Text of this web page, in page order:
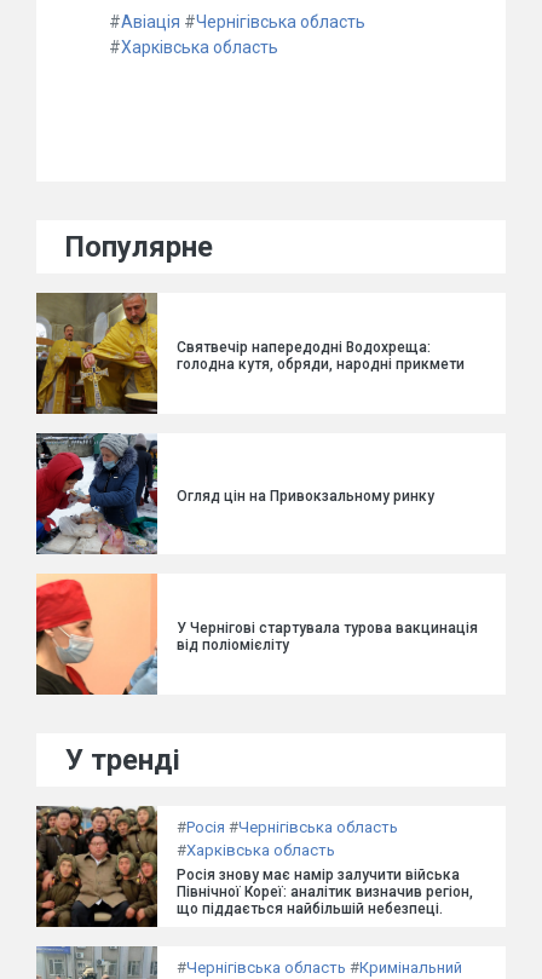
#Авіація #Чернігівська область
#Харківська область
Популярне
Святвечір напередодні Водохреща:
голодна кутя, обряди, народні прикмети
Огляд цін на Привокзальному ринку
У Чернігові стартувала турова вакцинація
від поліомієліту
У тренді
#Росія #Чернігівська область
#Харківська область
Росія знову має намір залучити війська
Північної Кореї: аналітик визначив регіон,
що піддається найбільшій небезпеці.
#Чернігівська область #Кримінальний